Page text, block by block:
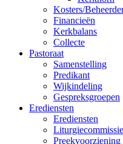
Kosters/
Financieën
Kerkbalans
Collecte
Pastoraat
Samenstelling
Predikant
Wijkindeling
Gespreksgroepen
Erediensten
Erediensten
Liturgiecommissie
Preekvoorziening